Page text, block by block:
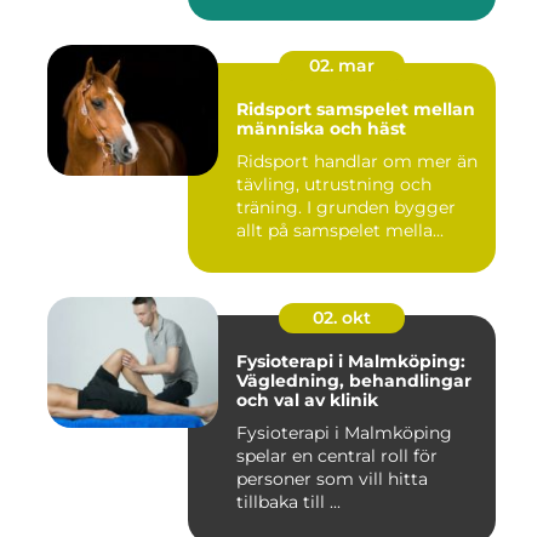
02. mar
Ridsport samspelet mellan
människa och häst
Ridsport handlar om mer än
tävling, utrustning och
träning. I grunden bygger
allt på samspelet mella...
02. okt
Fysioterapi i Malmköping:
Vägledning, behandlingar
och val av klinik
Fysioterapi i Malmköping
spelar en central roll för
personer som vill hitta
tillbaka till ...